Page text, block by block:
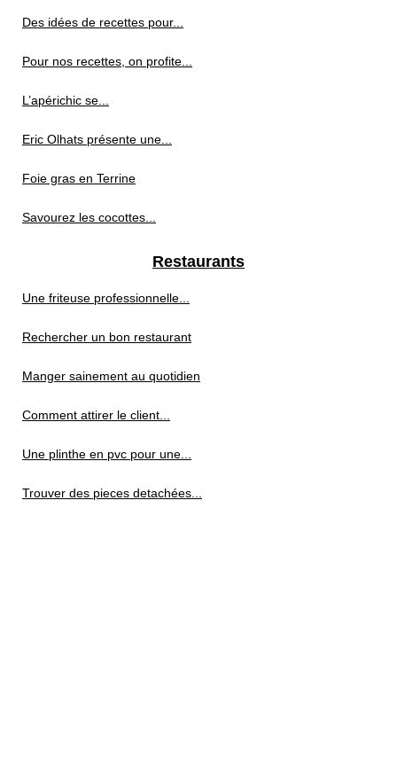
Des idées de recettes pour...
Pour nos recettes, on profite...
L’apérichic se...
Eric Olhats présente une...
Foie gras en Terrine
Savourez les cocottes...
Restaurants
Une friteuse professionnelle...
Rechercher un bon restaurant
Manger sainement au quotidien
Comment attirer le client...
Une plinthe en pvc pour une...
Trouver des pieces detachées...